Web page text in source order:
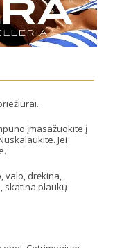
įmasažuokite į
Jei
valo, drėkina,
skatina plaukų